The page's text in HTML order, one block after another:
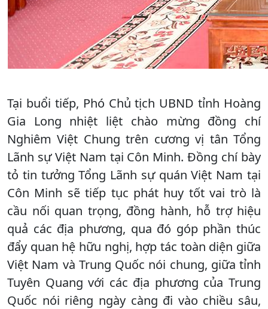
Tại buổi tiếp, Phó Chủ tịch UBND tỉnh Hoàng
Gia Long nhiệt liệt chào mừng đồng chí
Nghiêm Việt Chung trên cương vị tân Tổng
Lãnh sự Việt Nam tại Côn Minh. Đồng chí bày
tỏ tin tưởng Tổng Lãnh sự quán Việt Nam tại
Côn Minh sẽ tiếp tục phát huy tốt vai trò là
cầu nối quan trọng, đồng hành, hỗ trợ hiệu
quả các địa phương, qua đó góp phần thúc
đẩy quan hệ hữu nghị, hợp tác toàn diện giữa
Việt Nam và Trung Quốc nói chung, giữa tỉnh
Tuyên Quang với các địa phương của Trung
Quốc nói riêng ngày càng đi vào chiều sâu,